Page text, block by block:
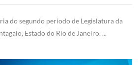
do segundo período de Legislatura da
Estado do Rio de Janeiro. ...